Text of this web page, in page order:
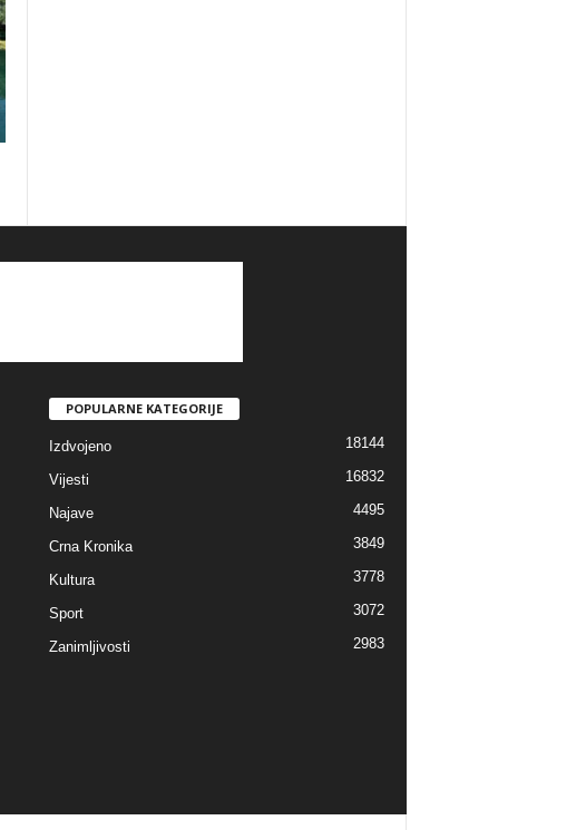
POPULARNE KATEGORIJE
Izdvojeno 18144
Vijesti 16832
Najave 4495
Crna Kronika 3849
Kultura 3778
Sport 3072
Zanimljivosti 2983